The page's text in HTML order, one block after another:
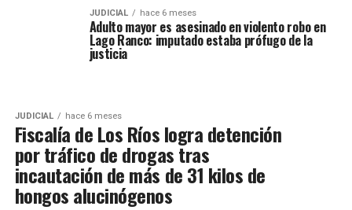
JUDICIAL hace 6 meses
Adulto mayor es asesinado en violento robo en
Lago Ranco: imputado estaba prófugo de la
justicia
JUDICIAL hace 6 meses
Fiscalía de Los Ríos logra detención
por tráfico de drogas tras
incautación de más de 31 kilos de
hongos alucinógenos